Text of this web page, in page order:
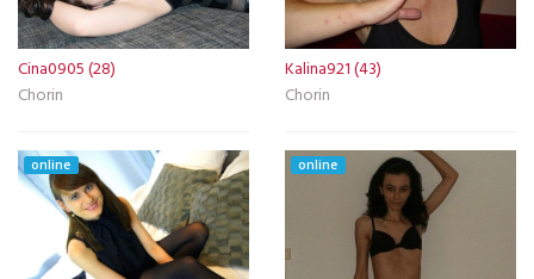
Cina0905 (28)
Chorin
Kalina921 (43)
Chorin
online online